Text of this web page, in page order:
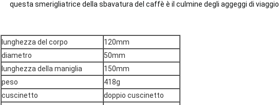
questa smerigliatrice della sbavatura del caffè è il culmine degli aggeggi di viaggio
lunghezza del corpo
120mm
diametro
50mm
lunghezza della maniglia
150mm
peso
418g
cuscinetto
doppio cuscinetto